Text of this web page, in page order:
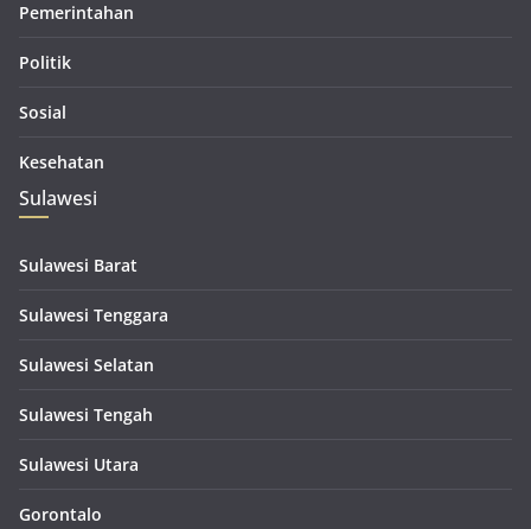
Pemerintahan
Politik
Sosial
Kesehatan
Sulawesi
Sulawesi Barat
Sulawesi Tenggara
Sulawesi Selatan
Sulawesi Tengah
Sulawesi Utara
Gorontalo